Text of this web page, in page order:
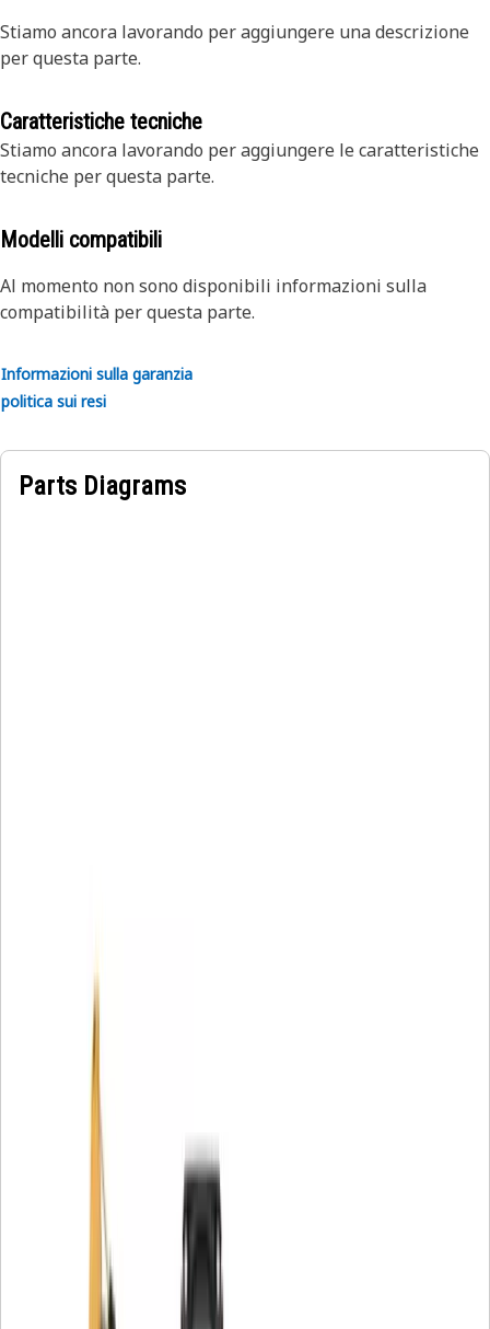
Stiamo ancora lavorando per aggiungere una descrizione
per questa parte.
Caratteristiche tecniche
Stiamo ancora lavorando per aggiungere le caratteristiche
tecniche per questa parte.
Modelli compatibili
Al momento non sono disponibili informazioni sulla
compatibilità per questa parte.
Informazioni sulla garanzia
politica sui resi
Parts Diagrams